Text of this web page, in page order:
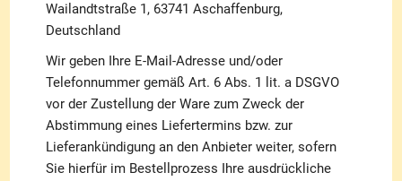
Wailandtstraße 1, 63741 Aschaffenburg,
Deutschland
Wir geben Ihre E-Mail-Adresse und/oder
Telefonnummer gemäß Art. 6 Abs. 1 lit. a DSGVO
vor der Zustellung der Ware zum Zweck der
Abstimmung eines Liefertermins bzw. zur
Lieferankündigung an den Anbieter weiter, sofern
Sie hierfür im Bestellprozess Ihre ausdrückliche